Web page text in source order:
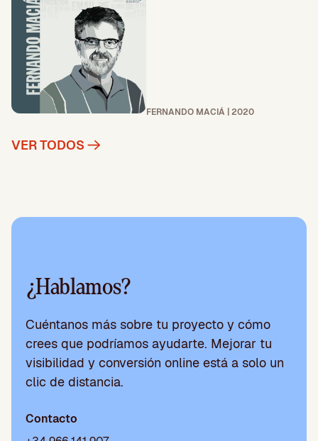
FERNANDO MACIÁ | 2020
VER TODOS
¿Hablamos?
Cuéntanos más sobre tu proyecto y cómo
crees que podríamos ayudarte. Mejorar tu
visibilidad y conversión online está a solo un
clic de distancia.
Contacto